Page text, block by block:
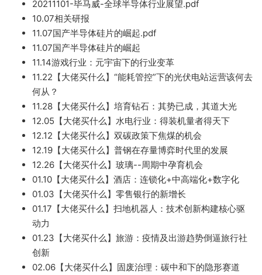
20211101-毕马威-全球半导体行业展望.pdf
10.07相关研报
11.07国产半导体硅片的崛起.pdf
11.07国产半导体硅片的崛起
11.14游戏行业：元宇宙下的行业变革
11.22【大佬买什么】“能耗管控”下的光伏电站运营该何去
何从？
11.28【大佬买什么】培育钻石：其势已成，其道大光
12.05【大佬买什么】水电行业：得装机量者得天下
12.12 【大佬买什么】双碳政策下焦煤的机会
12.19【大佬买什么】普钢在存量博弈时代里的发展
12.26【大佬买什么】玻璃--周期中孕育机会
01.10【大佬买什么】酒店：连锁化+中高端化+数字化
01.03【大佬买什么】零售银行的新增长
01.17【大佬买什么】扫地机器人：技术创新构建核心驱
动力
01.23【大佬买什么】旅游：疫情及出游趋势倒逼旅行社
创新
02.06【大佬买什么】固废治理：碳中和下的隐形赛道